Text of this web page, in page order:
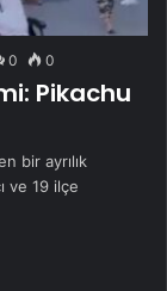
0 0
Pikachu
bir ayrılık
ve 19 ilçe